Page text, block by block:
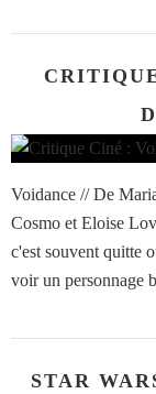
Voidance // De
Cosmo et Eloise
c'est souvent quitte
voir un personnage
STAR